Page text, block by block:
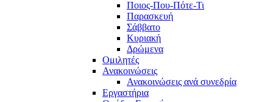
Ποιος-Που-Πότε-Τι
Παρασκευή
Σάββατο
Κυριακή
Δρώμενα
Ομιλητές
Ανακοινώσεις
Ανακοινώσεις ανά συνεδρία
Εργαστήρια